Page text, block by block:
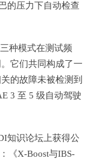
的压力下自动检查
种模式在测试频
它们共同构成了一
的故障未被检测到
3 至 5 级自动驾驶
知识论坛上获得公
《X-Boost与IBS-